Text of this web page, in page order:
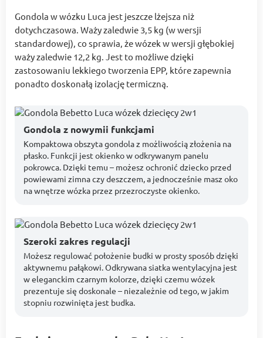
Gondola w wózku Luca jest jeszcze lżejsza niż
dotychczasowa. Waży zaledwie 3,5 kg (w wersji
standardowej), co sprawia, że wózek w wersji głębokiej
waży zaledwie 12,2 kg. Jest to możliwe dzięki
zastosowaniu lekkiego tworzenia EPP, które zapewnia
ponadto doskonałą izolację termiczną.
Gondola z nowymii funkcjami
Kompaktowa obszyta gondola z możliwością złożenia na
płasko. Funkcji jest okienko w odkrywanym panelu
pokrowca. Dzięki temu – możesz ochronić dziecko przed
powiewami zimna czy deszczem, a jednocześnie masz oko
na wnętrze wózka przez przezroczyste okienko.
Szeroki zakres regulacji
Możesz regulować położenie budki w prosty sposób dzięki
aktywnemu pałąkowi. Odkrywana siatka wentylacyjna jest
w eleganckim czarnym kolorze, dzięki czemu wózek
prezentuje się doskonale – niezależnie od tego, w jakim
stopniu rozwinięta jest budka.